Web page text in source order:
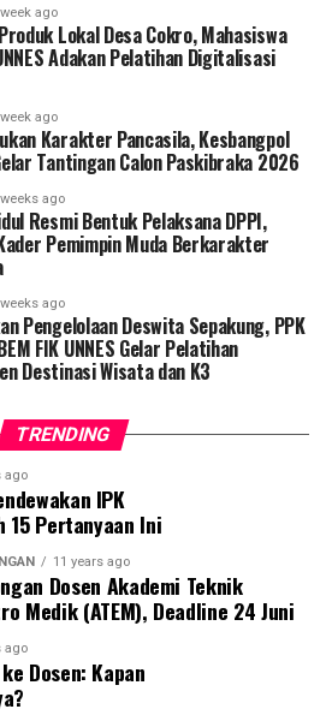
(Citizen6.Liputan6.com)
Pengumuman Ini, Bisakah
Jepara
ago
Lokal Desa Cokro, Mahasiswa
Adakan Pelatihan Digitalisasi
ago
Karakter Pancasila, Kesbangpol
Tantingan Calon Paskibraka 2026
ago
Resmi Bentuk Pelaksana DPPI,
Pemimpin Muda Berkarakter
ago
Pengelolaan Deswita Sepakung, PPK
FIK UNNES Gelar Pelatihan
Destinasi Wisata dan K3
TRENDING
ago
IPK
15 Pertanyaan Ini
11 years ago
Dosen Akademi Teknik
Medik (ATEM), Deadline 24 Juni
ago
Dosen: Kapan